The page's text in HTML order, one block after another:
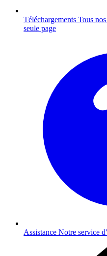
Téléchargements Tous
seule page
Assistance Notre service